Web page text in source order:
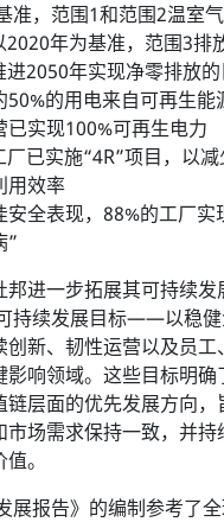
准，范围1和范围2温室
2020年为基准，范围3排
进2050年实现净零排放
50%的用电来自可再生能
已实现100%可再生电力
厂已实施“4R”项目，以
用效率
安全表现，88%的工厂实
”
进一步拓展其可持续发
持续发展目标——以稳健
创新、韧性运营以及员工
影响领域。这些目标明确
链层面的优先发展方向，
市场需求保持一致，并持
。
展报告》的编制参考了